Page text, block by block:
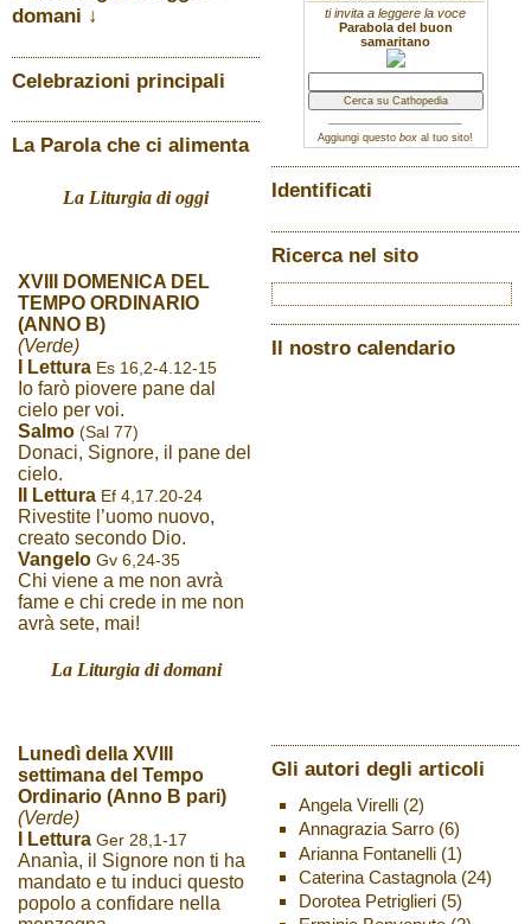
domani ↓
Celebrazioni principali
La Parola che ci alimenta
La Liturgia di oggi
XVIII DOMENICA DEL
TEMPO ORDINARIO
(ANNO B)
(Verde)
I Lettura Es 16,2-4.12-15
Io farò piovere pane dal
cielo per voi.
Salmo (Sal 77)
Donaci, Signore, il pane del
cielo.
II Lettura Ef 4,17.20-24
Rivestite l’uomo nuovo,
creato secondo Dio.
Vangelo Gv 6,24-35
Chi viene a me non avrà
fame e chi crede in me non
avrà sete, mai!
La Liturgia di domani
Lunedì della XVIII
settimana del Tempo
Ordinario (Anno B pari)
(Verde)
I Lettura Ger 28,1-17
Ananìa, il Signore non ti ha
mandato e tu induci questo
popolo a confidare nella
ti invita a leggere la voce
Parabola del buon
samaritano
Aggiungi questo box al tuo sito!
Identificati
Ricerca nel sito
Il nostro calendario
Gli autori degli articoli
Angela Virelli(2)
Annagrazia Sarro(6)
Arianna Fontanelli(1)
Caterina Castagnola(24)
Dorotea Petriglieri(5)